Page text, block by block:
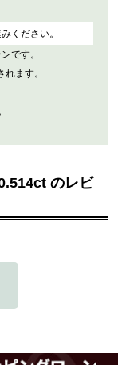
ください。
です。
ます。
のレビ